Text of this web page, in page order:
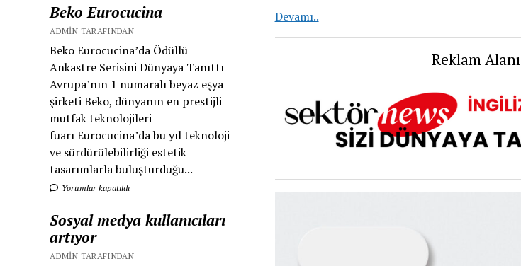
Beko Eurocucina
ADMIN TARAFINDAN
Beko Eurocucina’da Ödüllü
Ankastre Serisini Dünyaya Tanıttı
Avrupa’nın 1 numaralı beyaz eşya
şirketi Beko, dünyanın en prestijli
mutfak teknolojileri
fuarı Eurocucina’da bu yıl teknoloji
ve sürdürülebilirliği estetik
tasarımlarla buluşturduğu...
Yorumlar kapatıldı
Sosyal medya kullanıcıları
artıyor
ADMIN TARAFINDAN
Devamı..Ortak
Reklam Alanı